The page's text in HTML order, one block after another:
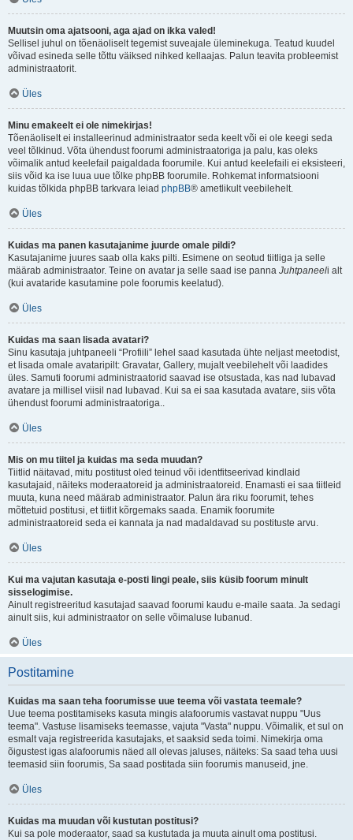
Muutsin oma ajatsooni, aga ajad on ikka valed!
Sellisel juhul on tõenäoliselt tegemist suveajale üleminekuga. Teatud kuudel
võivad esineda selle tõttu väiksed nihked kellaajas. Palun teavita probleemist
administraatorit.
Üles
Minu emakeelt ei ole nimekirjas!
Tõenäoliselt ei installeerinud administraator seda keelt või ei ole keegi seda
veel tõlkinud. Võta ühendust foorumi administraatoriga ja palu, kas oleks
võimalik antud keelefail paigaldada foorumile. Kui antud keelefaili ei eksisteeri,
siis võid ka ise luua uue tõlke phpBB foorumile. Rohkemat informatsiooni
kuidas tõlkida phpBB tarkvara leiad phpBB® ametlikult veebilehelt.
Üles
Kuidas ma panen kasutajanime juurde omale pildi?
Kasutajanime juures saab olla kaks pilti. Esimene on seotud tiitliga ja selle
määrab administraator. Teine on avatar ja selle saad ise panna Juhtpaneeli alt
(kui avataride kasutamine pole foorumis keelatud).
Üles
Kuidas ma saan lisada avatari?
Sinu kasutaja juhtpaneeli “Profiili” lehel saad kasutada ühte neljast meetodist,
et lisada omale avataripilt: Gravatar, Gallery, mujalt veebilehelt või laadides
üles. Samuti foorumi administraatorid saavad ise otsustada, kas nad lubavad
avatare ja millisel viisil nad lubavad. Kui sa ei saa kasutada avatare, siis võta
ühendust foorumi administraatoriga..
Üles
Mis on mu tiitel ja kuidas ma seda muudan?
Tiitlid näitavad, mitu postitust oled teinud või identfitseerivad kindlaid
kasutajaid, näiteks moderaatoreid ja administraatoreid. Enamasti ei saa tiitleid
muuta, kuna need määrab administraator. Palun ära riku foorumit, tehes
mõttetuid postitusi, et tiitlit kõrgemaks saada. Enamik foorumite
administraatoreid seda ei kannata ja nad madaldavad su postituste arvu.
Üles
Kui ma vajutan kasutaja e-posti lingi peale, siis küsib foorum minult
sisselogimise.
Ainult registreeritud kasutajad saavad foorumi kaudu e-maile saata. Ja sedagi
ainult siis, kui administraator on selle võimaluse lubanud.
Üles
Postitamine
Kuidas ma saan teha foorumisse uue teema või vastata teemale?
Uue teema postitamiseks kasuta mingis alafoorumis vastavat nuppu "Uus
teema". Vastuse lisamiseks teemasse, vajuta "Vasta" nuppu. Võimalik, et sul on
esmalt vaja registreerida kasutajaks, et saaksid seda toimi. Nimekirja oma
õigustest igas alafoorumis näed all olevas jaluses, näiteks: Sa saad teha uusi
teemasid siin foorumis, Sa saad postitada siin foorumis manuseid, jne.
Üles
Kuidas ma muudan või kustutan postitusi?
Kui sa pole moderaator, saad sa kustutada ja muuta ainult oma postitusi.